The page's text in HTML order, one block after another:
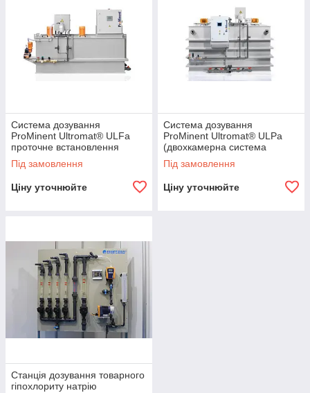
Система дозування
ProMinent Ultromat® ULFa
проточне встановлення
Під замовлення
Ціну уточнюйте
Система дозування
ProMinent Ultromat® ULPa
(двохкамерна система
дозування-маятник)
Під замовлення
Ціну уточнюйте
Станція дозування товарного
гіпохлориту натрію